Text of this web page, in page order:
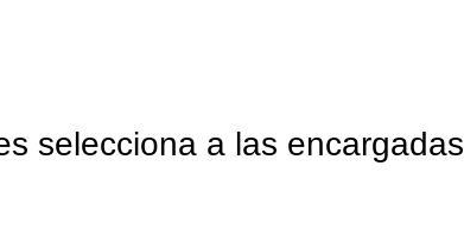
selecciona a las encargadas